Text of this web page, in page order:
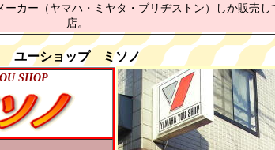
カー（ヤマハ・ミヤタ・ブリヂストン）しか販売し
店。
ユーショップ ミソノ
SHOP